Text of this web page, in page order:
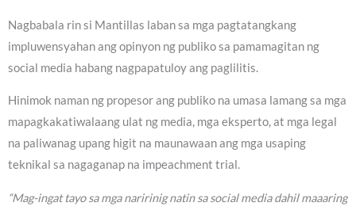
Nagbabala rin si Mantillas laban sa mga pagtatangkang
impluwensyahan ang opinyon ng publiko sa pamamagitan ng
social media habang nagpapatuloy ang paglilitis.
Hinimok naman ng propesor ang publiko na umasa lamang sa mga
mapagkakatiwalaang ulat ng media, mga eksperto, at mga legal
na paliwanag upang higit na maunawaan ang mga usaping
teknikal sa nagaganap na impeachment trial.
“Mag-ingat tayo sa mga naririnig natin sa social media dahil maaaring